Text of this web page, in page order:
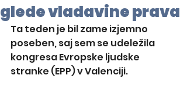
glede vladavine prava
Ta teden je bil zame izjemno
poseben, saj sem se udeležila
kongresa Evropske ljudske
stranke (EPP) v Valenciji.